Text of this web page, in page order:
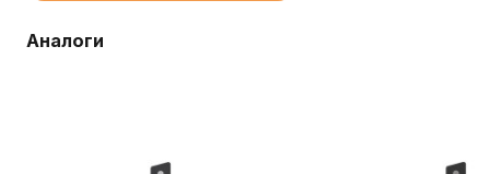
Аналоги